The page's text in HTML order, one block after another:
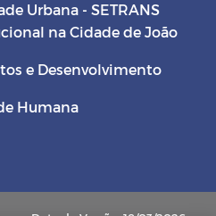
Urbana - SETRANS
na Cidade de João
e Desenvolvimento
Humana